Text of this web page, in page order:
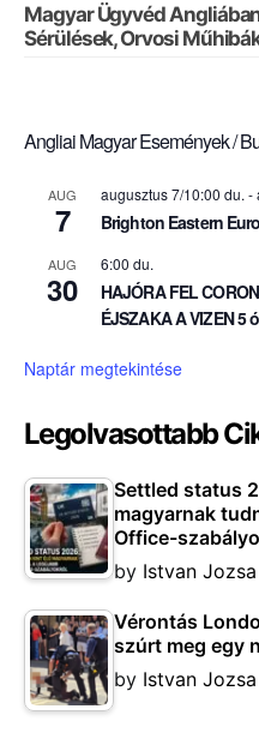
Magyar Ügyvéd
Sérülések, Orvosi
Angliai Magyar Események /
AUG
7
augusztus 7/10:00 du. -
Brighton Eastern
AUG
30
6:00 du.
HAJÓRA FEL
ÉJSZAKA A VIZEN 5
Naptár megtekintése
Legolvasottabb
Settled status
magyarnak
Office-
by Istvan Jozsa
Vérontás
szúrt meg egy
by Istvan Jozsa